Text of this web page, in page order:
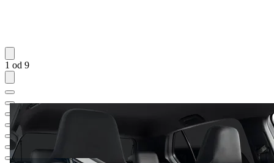
1 od 9